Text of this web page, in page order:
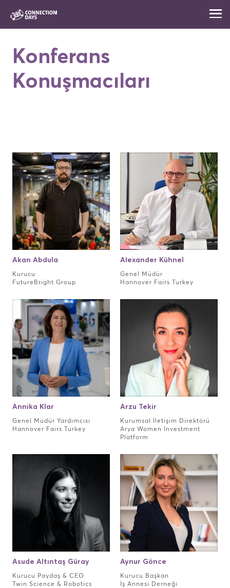
Konferans
Konuşmacıları
Akan Abdula
Kurucu
FutureBright Group
Alexander Kühnel
Genel Müdür
Hannover Fairs Turkey
Annika Klar
Genel Müdür Yardımcısı
Hannover Fairs Turkey
Arzu Tekir
Kurumsal İletişim Direktörü
Arya Women Investment
Platform
Asude Altıntaş Güray
Kurucu Paydaş & CEO
Twin Science & Robotics
Aynur Gönce
Kurucu Başkan
İş Annesi Derneği